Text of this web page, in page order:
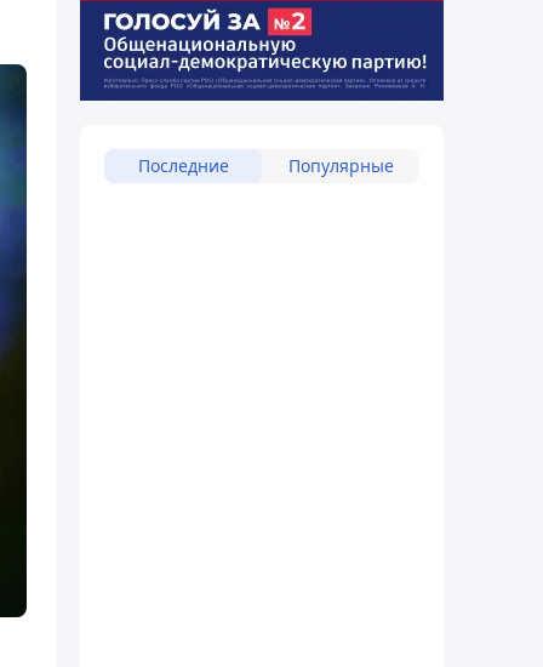
Последние Популярные